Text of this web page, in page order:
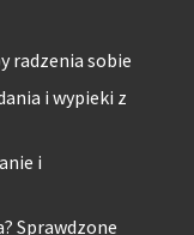
radzenia sobie
i wypieki z
i
Sprawdzone